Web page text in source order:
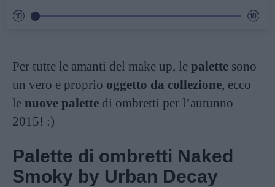
Per tutte le amanti del make up, le palette sono
un vero e proprio oggetto da collezione, ecco
le nuove palette di ombretti per l’autunno
2015! :)
Palette di ombretti Naked
Smoky by Urban Decay